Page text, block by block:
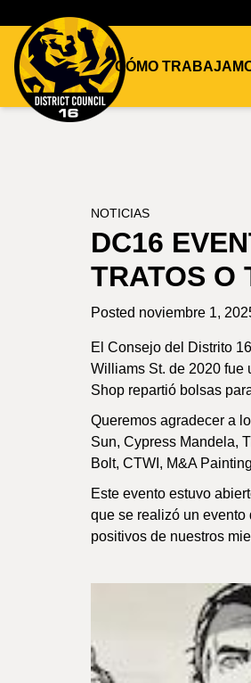
CÓMO
NOTICIAS
DC16
TRATOS O
Posted noviembre 1,
El Consejo del Distrito
Williams St. de 2020 fue
Shop repartió bolsas
Queremos agradecer a
Sun, Cypress Mandela,
Bolt, CTWI, M&A
Este evento estuvo
que se realizó un
positivos de nuestros